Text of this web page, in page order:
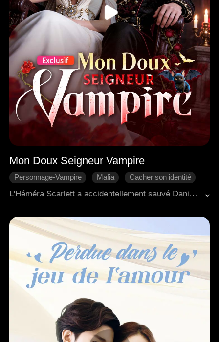
Mon Doux Seigneur Vampire
Personnage-Vampire Mafia
Cacher son identité
Scénario-Trahison
L'Héméra Scarlett a accidentellement sauvé Daniel, un seigneur vampire et parrain de la mafia. En raison du caractère unique de son sang, elle a attiré l'attention de vampires qui la traquaient. Au moment critique, Daniel est apparu et l'a secourue. Cependant, à cause des souvenirs traumatisants de l'enfance de Scarlett, il n'a eu d'autre choix que de cacher sa véritable identité de vampire. Sous sa protection débordante et attentionnée, Scarlett est tombée peu à peu amoureuse de lui. Mais soudain, la fiancée de Daniel, Zoe, est apparue et a impitoyablement révélé son identité de vampire.